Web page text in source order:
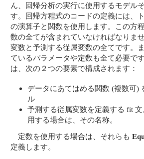
ん、回帰分析の実行に使用するモデル
す。回帰方程式のコードの定義には、
の演算子と関数を使用します。この方
数の全てが含まれていなければなりま
変数と予測する従属変数の全てです。
ているパラメータや定数も全て必要で
は、次の２つの要素で構成されます：
データにあてはめる関数 (複数可)
ル
予測する従属変数を定義する fit
用する場合は、その名称。
定数を使用する場合は、それらも
定義します。